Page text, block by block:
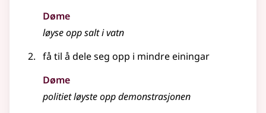
Døme
løyse opp salt i vatn
få til å dele seg opp i mindre einingar
Døme
politiet løyste opp demonstrasjonen